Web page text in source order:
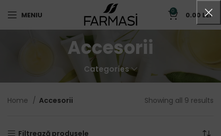
MENIU 0 0.00 LEI
Accesorii
Categories
Home Accesorii Showing all 9 results
Filtrează produsele